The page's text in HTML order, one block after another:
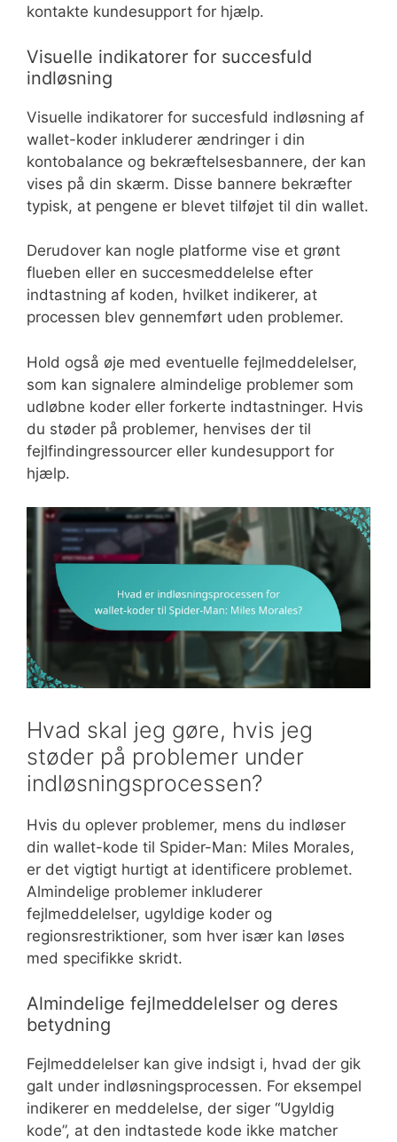
kontakte kundesupport for hjælp.
Visuelle indikatorer for succesfuld
indløsning
Visuelle indikatorer for succesfuld indløsning af
wallet-koder inkluderer ændringer i din
kontobalance og bekræftelsesbannere, der kan
vises på din skærm. Disse bannere bekræfter
typisk, at pengene er blevet tilføjet til din wallet.
Derudover kan nogle platforme vise et grønt
flueben eller en succesmeddelelse efter
indtastning af koden, hvilket indikerer, at
processen blev gennemført uden problemer.
Hold også øje med eventuelle fejlmeddelelser,
som kan signalere almindelige problemer som
udløbne koder eller forkerte indtastninger. Hvis
du støder på problemer, henvises der til
fejlfindingressourcer eller kundesupport for
hjælp.
Hvad skal jeg gøre, hvis jeg
støder på problemer under
indløsningsprocessen?
Hvis du oplever problemer, mens du indløser
din wallet-kode til Spider-Man: Miles Morales,
er det vigtigt hurtigt at identificere problemet.
Almindelige problemer inkluderer
fejlmeddelelser, ugyldige koder og
regionsrestriktioner, som hver især kan løses
med specifikke skridt.
Almindelige fejlmeddelelser og deres
betydning
Fejlmeddelelser kan give indsigt i, hvad der gik
galt under indløsningsprocessen. For eksempel
indikerer en meddelelse, der siger “Ugyldig
kode”, at den indtastede kode ikke matcher